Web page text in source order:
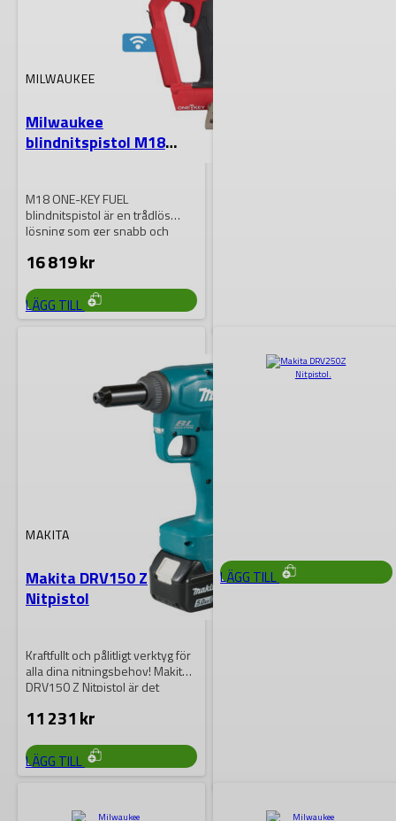
MILWAUKEE
Milwaukee
blindnitspistol M18
M18 ONE-KEY FUEL
blindnitspistol är en trådlös
lösning som ger snabb och
16 819kr
LÄGG TILL
MILWAUKEE
LÄGG TILL
MAKITA
Makita DRV150 Z
Nitpistol
Kraftfullt och pålitligt verktyg för
alla dina nitningsbehov! Makita
DRV150 Z Nitpistol är det
11 231kr
LÄGG TILL